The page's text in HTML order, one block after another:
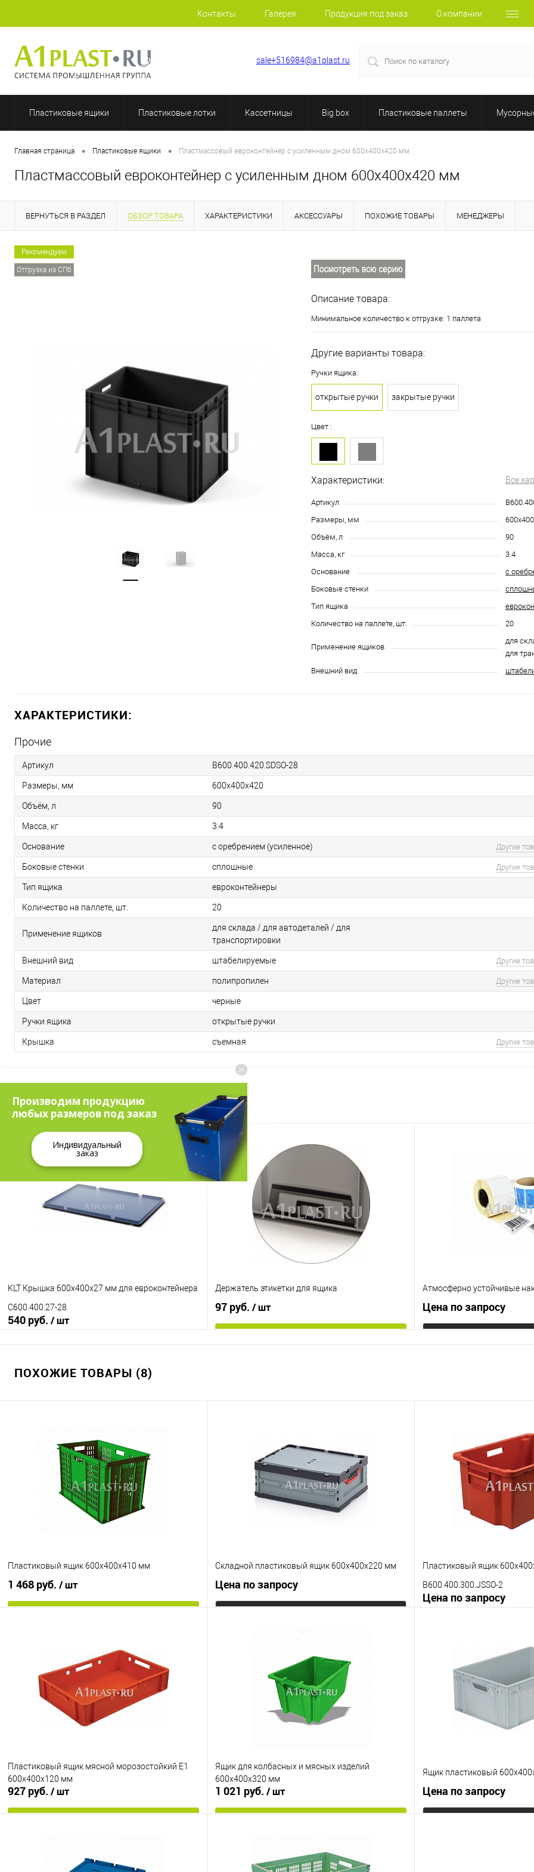
Контакты Галерея Продукция под заказ О компании
+7 (812) 507-69-52 sale+516984@a1plast.ru
Пластиковые ящики Пластиковые лотки Кассетницы Big box Пластиковые паллеты
Главная страница • Пластиковые ящики • Пластмассовый евроконтейнер с усиленным дном 600х400х420 мм
Пластмассовый евроконтейнер с усиленным дном 600х400х420 мм
ВЕРНУТЬСЯ В РАЗДЕЛ ОБЗОР ТОВАРА ХАРАКТЕРИСТИКИ АКСЕССУАРЫ ПОХОЖИЕ ТОВАРЫ МЕНЕДЖЕРЫ
Рекомендуем
Отгрузка из СПб
Описание товара:
Минимальное количество к отгрузке: 1 паллета
Другие варианты товара:
Ручки ящика:
открытые ручки закрытые ручки
Цвет :
Характеристики: Все
Артикул
Размеры, мм
Объём, л
90
Масса, кг
3.4
Основание
с
Боковые стенки
Тип ящика
Количество на паллете, шт.
20
Применение ящиков
для
для
Внешний вид
ХАРАКТЕРИСТИКИ:
Прочие
Артикул B600.400.420.SDSO-28
Размеры, мм 600х400х420
Объём, л 90
Масса, кг 3.4
Основание с оребрением (усиленное) Другие
Боковые стенки сплошные Другие
Тип ящика евроконтейнеры
Количество на паллете, шт. 20
Применение ящиков
для склада / для автодеталей / для
транспортировки
Внешний вид штабелируемые Другие
Материал полипропилен Другие
Цвет черные
Ручки ящика открытые ручки
Крышка съемная Другие
АКСЕССУАРЫ (3)
KLT Крышка 600х400х27 мм для евроконтейнера
C600.400.27-28
540 руб. / шт
Держатель этикетки для ящика
97 руб. / шт
Атмосферно устойчивые
Цена по запросу
ПОХОЖИЕ ТОВАРЫ (8)
Пластиковый ящик 600х400х410 мм
1 468 руб. / шт
К сравнению
В избранное
Под заказ
Складной пластиковый ящик 600х400х220 мм
Цена по запросу
В избранное
Под заказ
Пластиковый ящик
B600.400.300.JSSO-2
Цена по запросу
Купить в 1 клик
В избранное
Исполнение
неморозостойкий
Пластиковый ящик мясной морозостойкий Е1
600х400х120 мм
927 руб. / шт
Ящик для колбасных и мясных изделий
600х400х320 мм
1 021 руб. / шт
Купить в 1 клик
К сравнению
Ящик пластиковый
Цена по запросу
Производим продукцию
любых размеров под заказ
Индивидуальный
заказ